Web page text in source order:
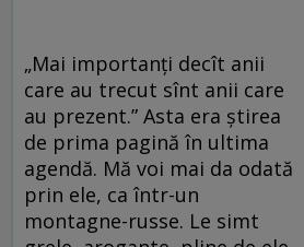
„Mai importanți decît anii
care au trecut sînt anii care
au prezent.” Asta era știrea
de prima pagină în ultima
agendă. Mă voi mai da odată
prin ele, ca într-un
montagne-russe. Le simt